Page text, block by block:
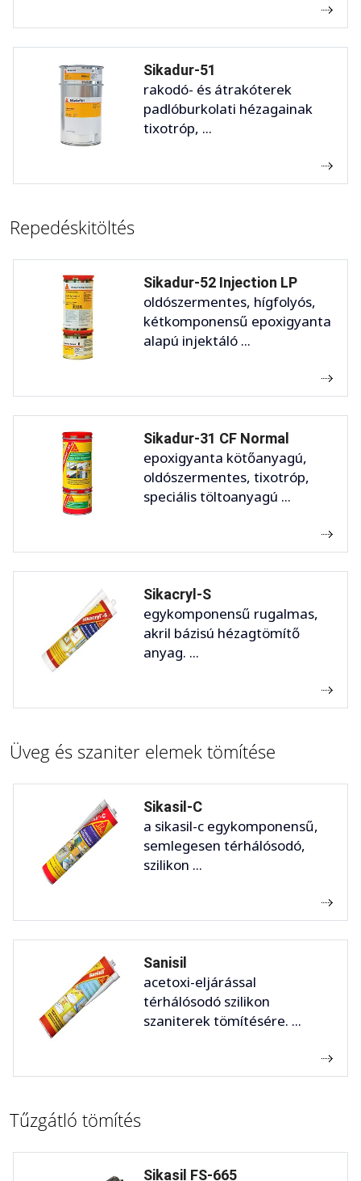
Sikadur-51
rakodó- és átrakóterek
padlóburkolati hézagainak
tixotróp, ...
Repedéskitöltés
Sikadur-52 Injection LP
oldószermentes, hígfolyós,
kétkomponensű epoxigyanta
alapú injektáló ...
Sikadur-31 CF Normal
epoxigyanta kötőanyagú,
oldószermentes, tixotróp,
speciális töltoanyagú ...
Sikacryl-S
egykomponensű rugalmas,
akril bázisú hézagtömítő
anyag. ...
Üveg és szaniter elemek tömítése
Sikasil-C
a sikasil-c egykomponensű,
semlegesen térhálósodó,
szilikon ...
Sanisil
acetoxi-eljárással
térhálósodó szilikon
szaniterek tömítésére. ...
Tűzgátló tömítés
Sikasil FS-665